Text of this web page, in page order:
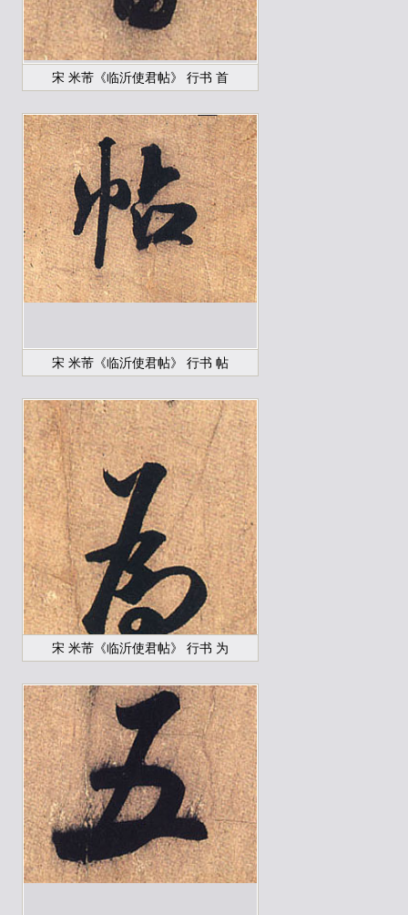
宋 米芾《临沂使君帖》 行书 首
宋 米芾《临沂使君帖》 行书 帖
宋 米芾《临沂使君帖》 行书 为